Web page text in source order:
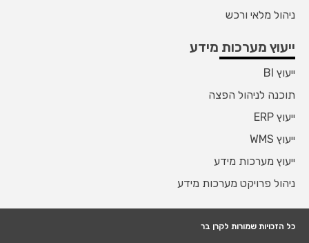
ניהול מלאי ורכש
ייעוץ מערכות מידע
ייעוץ BI
תוכנה לניהול הפצה
ייעוץ ERP
ייעוץ WMS
ייעוץ מערכות מידע
ניהול פרויקט מערכות מידע
כל הזכויות שמורות לקרן בר